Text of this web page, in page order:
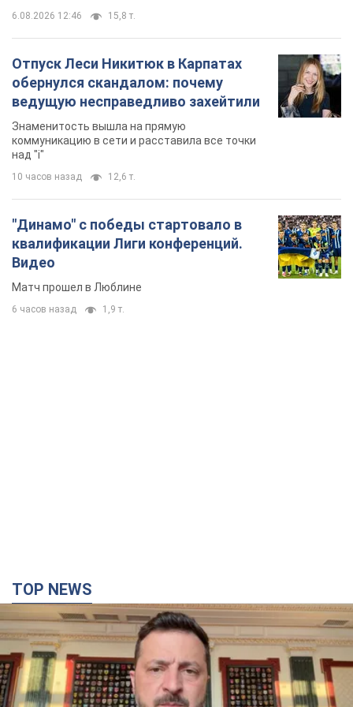
"Динамо" с победы стартовало в
квалификации Лиги конференций.
Видео
Матч прошел в Люблине
6 часов назад 1,9 т.
"Защита нашей жизни": Зеленский об
антибаллистической системе FREYJA,
санкциях против России и поддержке аграриев.
Видео
Европейские партнеры присоединяются к совместному
проекту
8 часов назад 62,7 т.